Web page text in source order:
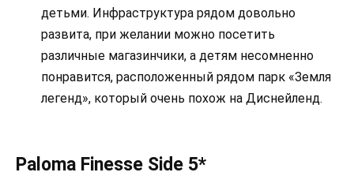
детьми. Инфраструктура рядом довольно
развита, при желании можно посетить
различные магазинчики, а детям несомненно
понравится, расположенный рядом парк «Земля
легенд», который очень похож на Диснейленд.
Paloma Finesse Side 5*